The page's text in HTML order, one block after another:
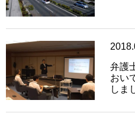
弁護
おい
しま